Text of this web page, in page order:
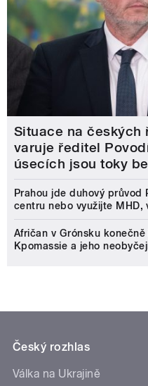
Situace na českých
varuje ředitel
úsecích jsou toky
Prahou jde duhový průvod
centru nebo využijte MHD,
Afričan v Grónsku
Kpomassie a jeho
Český rozhlas
Válka na Ukrajině